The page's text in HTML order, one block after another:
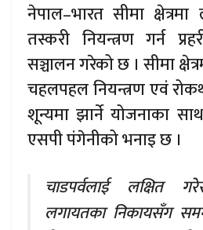
नेपाल–भारत सीमा
तस्करी नियन्त्रण गर्न
सञ्चालन गरेको छ । सीमा
चहलपहल नियन्त्रण एवं
शून्यमा झार्ने योजनाका
एसपी पंगेनीको भनाइ छ ।
चाडपर्वलाई लक्षित
लगायतका निकायसँग